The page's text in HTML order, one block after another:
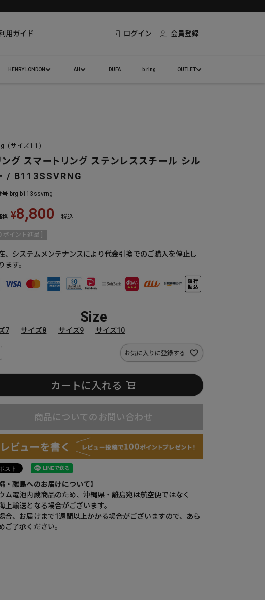
用ガイド ログイン 会員登録
HENRY LONDON AH DUFA b.ring OUTLET
(サイズ11)
ング スマートリング ステンレススチール シル
/ B113SSVRNG
号 brg-b113ssvrng
格 ¥8,800 税込
ポイント進呈 ]
、システムメンテナンスにより代金引換でのご購入を停止し
ます。
Size
7 サイズ8 サイズ9 サイズ10
お気に入りに登録する
カートに入れる
商品についてのお問い合わせ
・離島へのお届けについて】
ム電池内蔵商品のため、沖縄県・離島宛は航空便ではなく
上輸送となる場合がございます。
合、お届けまで1週間以上かかる場合がございますので、あら
ご了承ください。